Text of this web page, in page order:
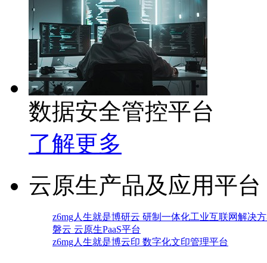
数据安全管控平台
了解更多
云原生产品及应用平台
z6mg人生就是博研云 研制一体化工业互联网解决
磐云 云原生PaaS平台
z6mg人生就是博云印 数字化文印管理平台